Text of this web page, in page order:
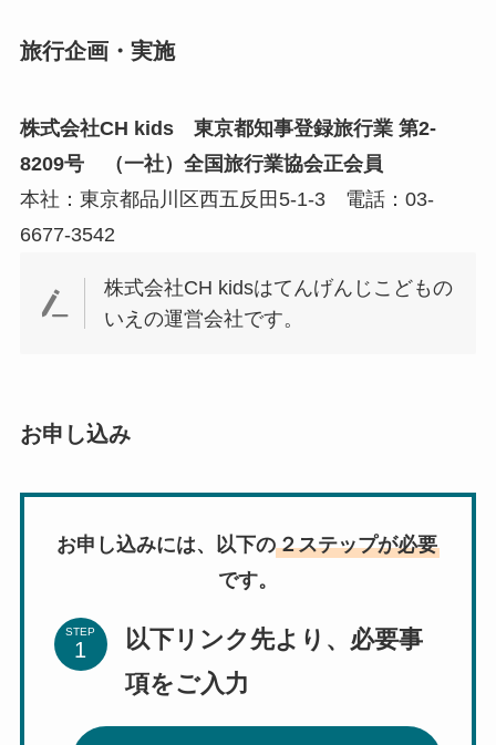
旅行企画・実施
株式会社CH kids 東京都知事登録旅行業 第2-
8209号 （一社）全国旅行業協会正会員
本社：東京都品川区西五反田5-1-3 電話：03-
6677-3542
株式会社CH kidsはてんげんじこどもの
いえの運営会社です。
お申し込み
お申し込みには、以下の２ステップが必要
です。
STEP
以下リンク先より、必要事
項をご入力